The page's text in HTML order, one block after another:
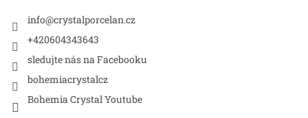
info@crystalporcelan.cz
+420604343643
sledujte nás na Facebooku
bohemiacrystalcz
Bohemia Crystal Youtube